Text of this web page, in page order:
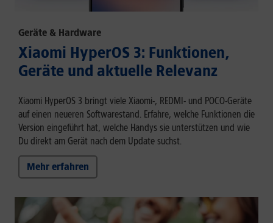
Geräte & Hardware
Xiaomi HyperOS 3: Funktionen,
Geräte und aktuelle Relevanz
Xiaomi HyperOS 3 bringt viele Xiaomi-, REDMI- und POCO-Geräte
auf einen neueren Softwarestand. Erfahre, welche Funktionen die
Version eingeführt hat, welche Handys sie unterstützen und wie
Du direkt am Gerät nach dem Update suchst.
Mehr erfahren